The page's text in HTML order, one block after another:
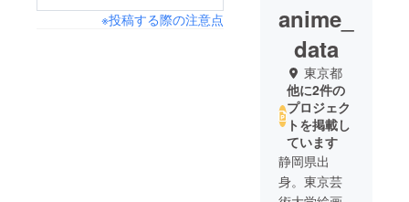
※投稿する際の注意点
anime_
data
東京都
他に2件の
プロジェク
トを掲載し
ています
静岡県出
身。東京芸